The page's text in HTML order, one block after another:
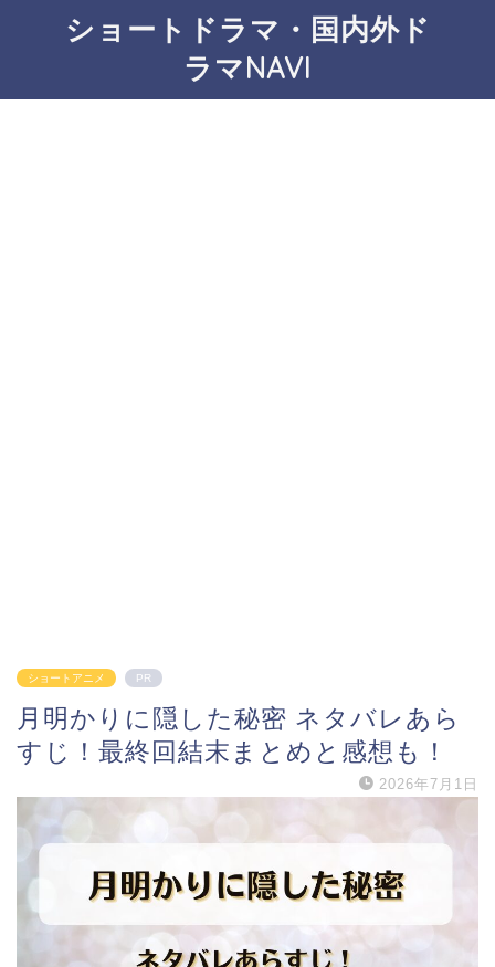
ショートドラマ・国内外ド
ラマNAVI
ショートアニメ PR
月明かりに隠した秘密 ネタバレあら
すじ！最終回結末まとめと感想も！
2026年7月1日